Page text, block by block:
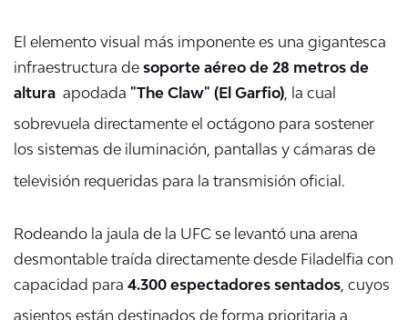
El elemento visual más imponente es una gigantesca
infraestructura de soporte aéreo de 28 metros de
altura apodada "The Claw" (El Garfio) , la cual
sobrevuela directamente el octágono para sostener
los sistemas de iluminación, pantallas y cámaras de
televisión requeridas para la transmisión oficial.
Rodeando la jaula de la UFC se levantó una arena
desmontable traída directamente desde Filadelfia con
capacidad para 4.300 espectadores sentados , cuyos
asientos están destinados de forma prioritaria a